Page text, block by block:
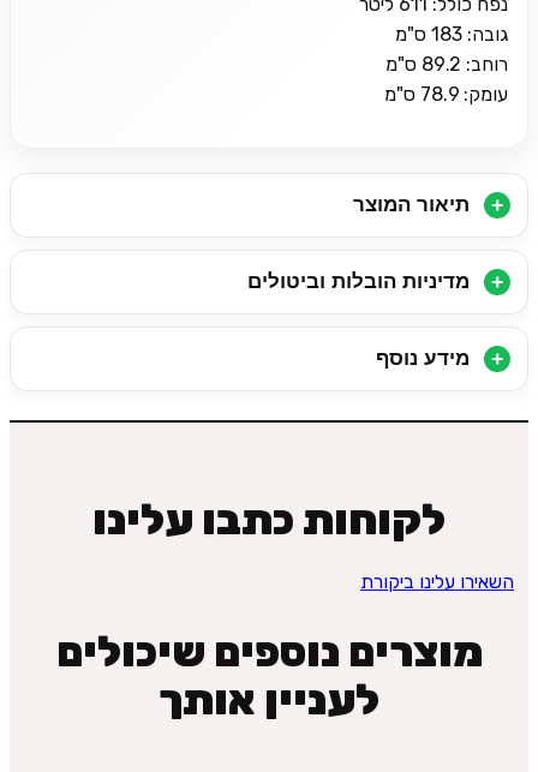
גובה: 183 ס"מ
רוחב: 89.2 ס"מ
עומק: 78.9 ס"מ
תיאור המוצר
מדיניות הובלות וביטולים
מידע נוסף
לקוחות כתבו עלינו
השאירו עלינו ביקורת
מוצרים נוספים שיכולים
לעניין אותך